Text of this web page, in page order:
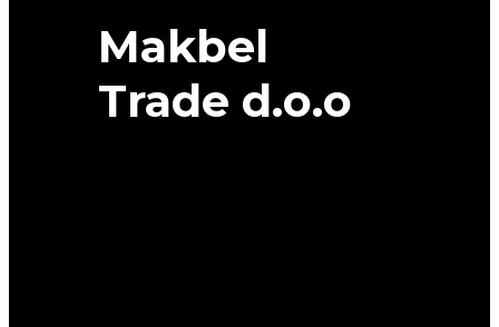
Makbel
Trade d.o.o